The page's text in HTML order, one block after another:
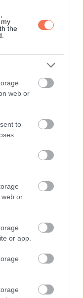
the
web or
to
web or
or app.
nézd meg. Ha
a rejtvényt!
megosztva olyan
– segítenek
és
arra emlékeztetnek